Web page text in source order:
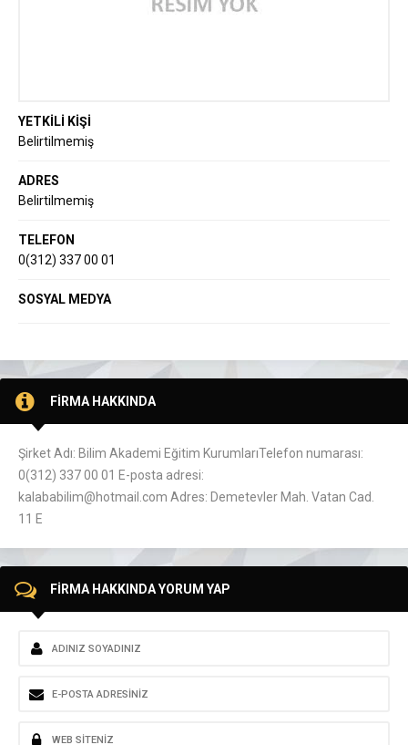
YETKİLİ KİŞİ
Belirtilmemiş
ADRES
Belirtilmemiş
TELEFON
0(312) 337 00 01
SOSYAL MEDYA
FİRMA HAKKINDA
Şirket Adı: Bilim Akademi Eğitim KurumlarıTelefon numarası:
0(312) 337 00 01 E-posta adresi:
kalababilim@hotmail.com Adres: Demetevler Mah. Vatan Cad.
11 E
FİRMA HAKKINDA YORUM YAP